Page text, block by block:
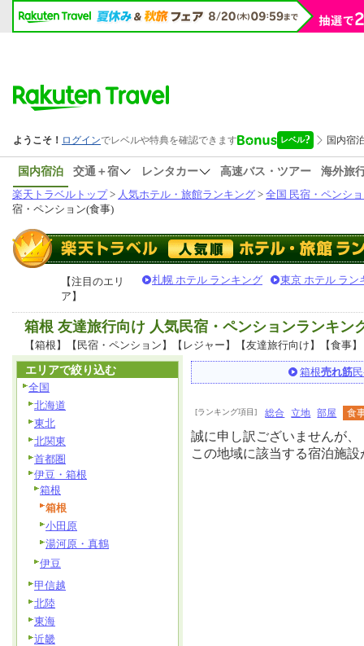
国内宿泊 交通＋宿 レンタカー 高速バス・ツアー
海外旅
楽天トラベルトップ> 人気ホテル・旅館ランキング > 全国 民宿・ペンシ
宿・ペンション(食事)
【注目のエリ
ア】
札幌 ホテル ランキング 東京 ホテル ラン
箱根 友達旅行向け 人気民宿・ペンションランキン
【箱根】【民宿・ペンション】【レジャー】【友達旅行向け】【食事】
箱根売れ筋
[ランキング項目] 総合 立地 部屋 食
誠に申し訳ございませんが、
この地域に該当する宿泊施
エリアで絞り込む
全国
北海道
東北
北関東
首都圏
伊豆・箱根
箱根
箱根
小田原
湯河原・真鶴
伊豆
甲信越
北陸
東海
近畿